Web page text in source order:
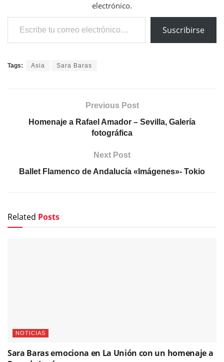
electrónico.
Escribe tu correo electrónico…
Suscribirse
Tags: Asia Sara Baras
Previous Post
Homenaje a Rafael Amador – Sevilla, Galería
fotográfica
Next Post
Ballet Flamenco de Andalucía «Imágenes»- Tokio
Related Posts
NOTICIAS
Sara Baras emociona en La Unión con un homenaje a